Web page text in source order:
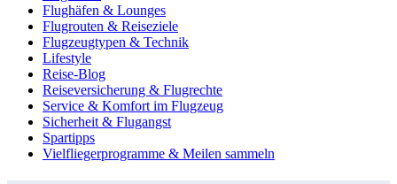
Flughäfen & Lounges
Flugrouten & Reiseziele
Flugzeugtypen & Technik
Lifestyle
Reise-Blog
Reiseversicherung & Flugrechte
Service & Komfort im Flugzeug
Sicherheit & Flugangst
Spartipps
Vielfliegerprogramme & Meilen sammeln